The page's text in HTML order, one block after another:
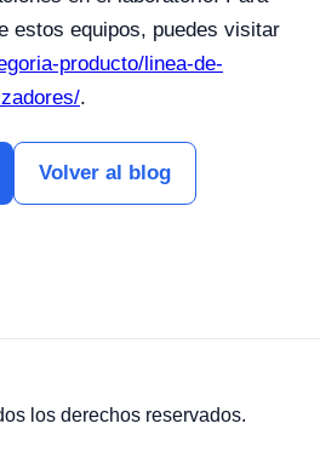
estos equipos, puedes visitar
producto/linea-de-
.
Volver al blog
los derechos reservados.